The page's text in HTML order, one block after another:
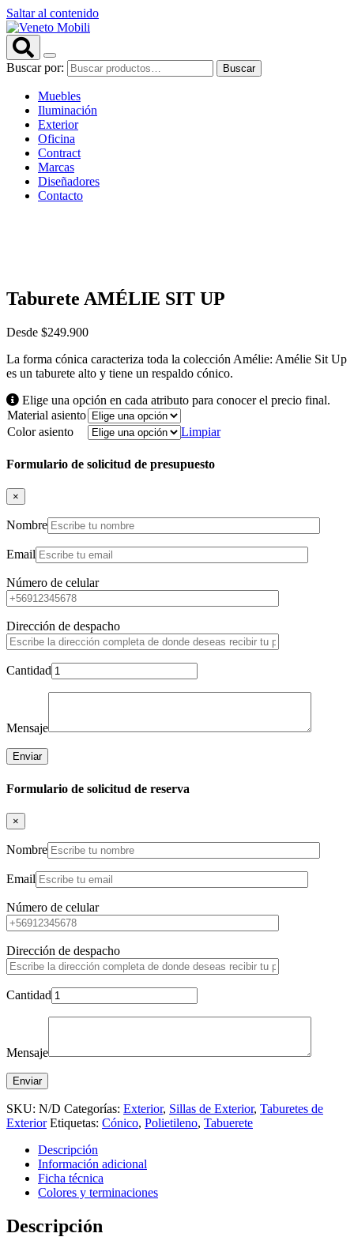
Saltar al contenido
Buscar por: Buscar
Muebles
Iluminación
Exterior
Oficina
Contract
Marcas
Diseñadores
Contacto
Taburete AMÉLIE SIT UP
Desde $249.900
La forma cónica caracteriza toda la colección Amélie: Amélie Sit Up
es un taburete alto y tiene un respaldo cónico.
Elige una opción en cada atributo para conocer el precio final.
Material asiento
Color asiento
Limpiar
Formulario de solicitud de presupuesto
×
Nombre
Email
Número de celular
Dirección de despacho
Cantidad
Mensaje
Formulario de solicitud de reserva
×
Nombre
Email
Número de celular
Dirección de despacho
Cantidad
Mensaje
SKU: N/D Categorías: Exterior, Sillas de Exterior, Taburetes de
Exterior Etiquetas: Cónico, Polietileno, Tabuerete
Descripción
Información adicional
Ficha técnica
Colores y terminaciones
Descripción